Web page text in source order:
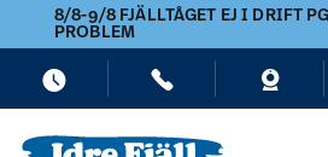
8/8-9/8 FJÄLLTÅGET EJ I DRIFT
PROBLEM